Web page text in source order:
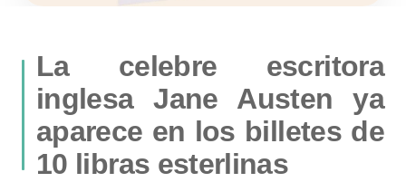
La celebre escritora
inglesa Jane Austen ya
aparece en los billetes de
10 libras esterlinas